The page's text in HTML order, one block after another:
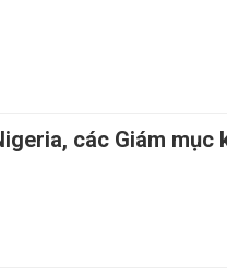
các Giám mục